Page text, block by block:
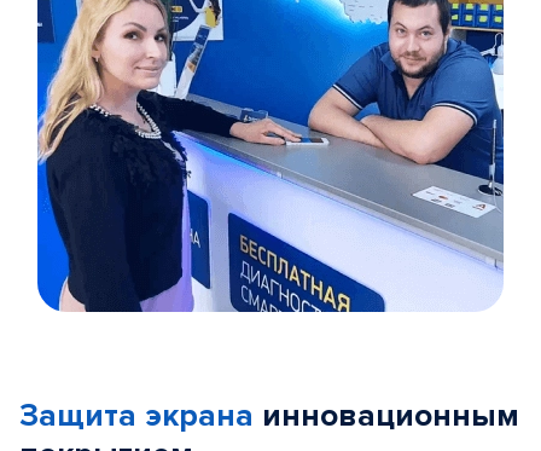
5
Защита экрана инновационным